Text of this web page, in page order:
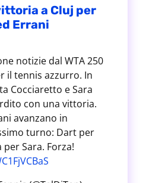
a Cluj per
Errani
notizie dal WTA 250
il tennis azzurro. In
Cocciaretto e Sara
con una vittoria.
avanzano in
turno: Dart per
Sara. Forza!